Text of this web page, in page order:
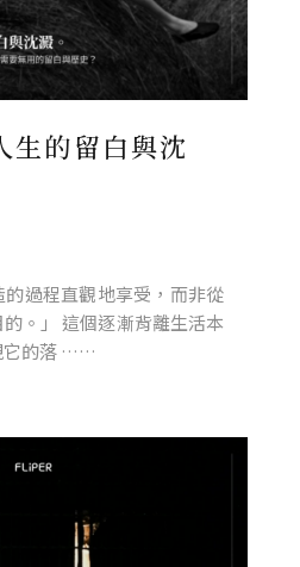
生的留白與沈
的過程直觀地享受，而非從
。」 這個逐漸背離生活本
它的落 ……